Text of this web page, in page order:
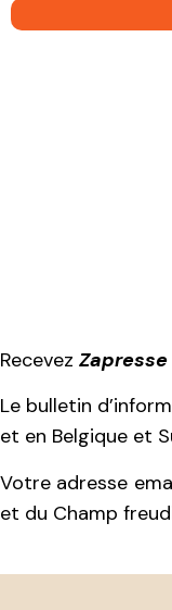
Recevez Zapresse
Le bulletin
et en Belgique et
Votre adresse
et du Champ